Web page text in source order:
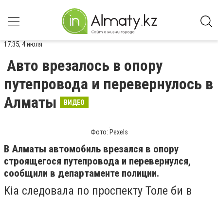
17:35, 4 июля
Авто врезалось в опору
путепровода и перевернулось в
Алматы
ВИДЕО
Фото: Pexels
В Алматы автомобиль врезался в опору
строящегося путепровода и перевернулся,
сообщили в департаменте полиции.
Kia следовала по проспекту Толе би в